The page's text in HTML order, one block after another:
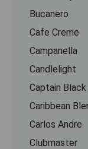
Bucanero
Cafe Creme
Campanella
Candlelight
Captain Black
Caribbean
Carlos Andre
Clubmaster